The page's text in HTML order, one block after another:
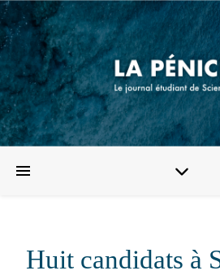
Huit candidats à